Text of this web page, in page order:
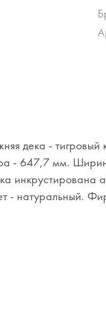
дека -
- 647,7 мм.
инкрустирована
- натуральный.